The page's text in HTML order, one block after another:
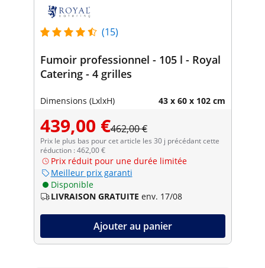
(15)
Fumoir professionnel - 105 l - Royal
Catering - 4 grilles
Dimensions (LxlxH) 43 x 60 x 102 cm
439,00 €462,00 €
Prix le plus bas pour cet article les 30 j précédant cette
réduction : 462,00 €
Prix réduit pour une durée limitée
Meilleur prix garanti
Disponible
LIVRAISON GRATUITE env. 17/08
Ajouter au panier